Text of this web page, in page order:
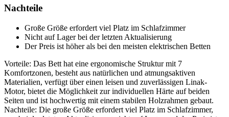
Nachteile
Große Größe erfordert viel Platz im Schlafzimmer
Nicht auf Lager bei der letzten Aktualisierung
Der Preis ist höher als bei den meisten elektrischen Betten
Vorteile: Das Bett hat eine ergonomische Struktur mit 7
Komfortzonen, besteht aus natürlichen und atmungsaktiven
Materialien, verfügt über einen leisen und zuverlässigen Linak-
Motor, bietet die Möglichkeit zur individuellen Härte auf beiden
Seiten und ist hochwertig mit einem stabilen Holzrahmen gebaut.
Nachteile: Die große Größe erfordert viel Platz im Schlafzimmer,